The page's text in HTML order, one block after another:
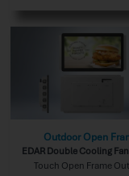
Outdoor Open
EDAR Double Cooling
Touch Open Frame